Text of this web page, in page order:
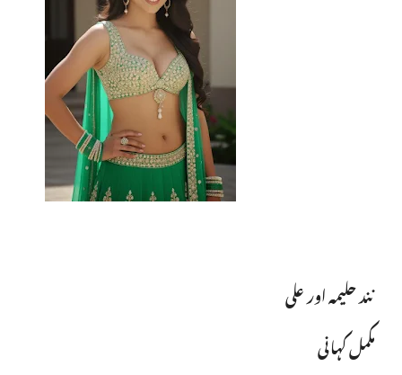
نند حلیمہ اور علی
مکمل کہانی